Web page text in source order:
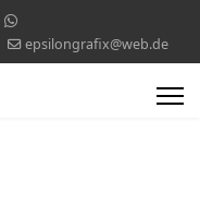
epsilongrafix@web.de